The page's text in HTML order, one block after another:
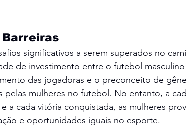
Barreiras
significativos a serem superados no
de investimento entre o futebol
das jogadoras e o preconceito de
pelas mulheres no futebol. No entanto, a
a cada vitória conquistada, as mulheres
e oportunidades iguais no esporte.